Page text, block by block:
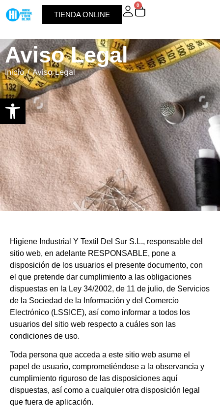
Abrir barra de herramientas
TIENDA ONLINE
0
Aviso Legal
Inicio/ Aviso Legal
Higiene Industrial Y Textil Del Sur S.L., responsable del
sitio web, en adelante RESPONSABLE, pone a
disposición de los usuarios el presente documento, con
el que pretende dar cumplimiento a las obligaciones
dispuestas en la Ley 34/2002, de 11 de julio, de Servicios
de la Sociedad de la Información y del Comercio
Electrónico (LSSICE), así como informar a todos los
usuarios del sitio web respecto a cuáles son las
condiciones de uso.
Toda persona que acceda a este sitio web asume el
papel de usuario, comprometiéndose a la observancia y
cumplimiento riguroso de las disposiciones aquí
dispuestas, así como a cualquier otra disposición legal
que fuera de aplicación.